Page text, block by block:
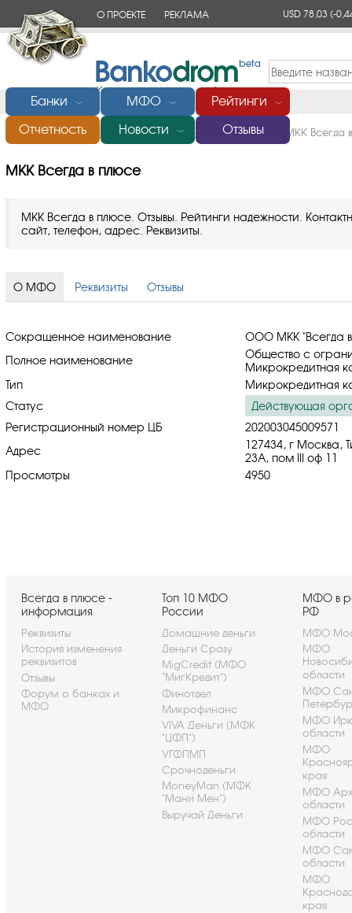
О ПРОЕКТЕ РЕКЛАМА USD 78,03(-
Банки ﹀ МФО ﹀ Рейтинги ﹀
Отчетность Новости ﹀ Отзывы
Главная/Микрофинансовые организации (МФО) МКК Всегда
МКК Всегда в плюсе
МКК Всегда в плюсе. Отзывы. Рейтинги надежности.
сайт, телефон, адрес. Реквизиты.
О МФО Реквизиты Отзывы
Сокращенное наименование
ООО МКК "Всегда
Полное наименование
Общество с
Микрокредитная
Тип
Микрокредитная
Статус
Действующая
Регистрационный номер ЦБ
202003045009571
Адрес
127434, г Москва,
23А, пом III оф 11
Просмотры
4950
Всегда в плюсе -
информация
Реквизиты
История изменения
реквизитов
Отзывы
Форум о банках и
МФО
Топ 10 МФО
России
Домашние деньги
Деньги Сразу
MigCredit (МФО
"МигКредит")
Финотдел
Микрофинанс
VIVA Деньги (МФК
"ЦФП")
УГФПМП
Срочноденьги
MoneyMan (МФК
"Мани Мен")
Выручай Деньги
МФО в
РФ
МФО
МФО
области
МФО
МФО
области
МФО
края
МФО
области
МФО
области
МФО
области
МФО
края